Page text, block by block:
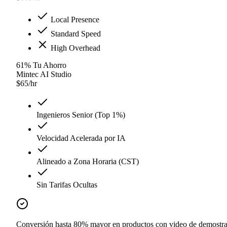
Local Presence
Standard Speed
High Overhead
61% Tu Ahorro
Mintec AI Studio
$65/hr
Ingenieros Senior (Top 1%)
Velocidad Acelerada por IA
Alineado a Zona Horaria (CST)
Sin Tarifas Ocultas
Conversión hasta 80% mayor en productos con video de